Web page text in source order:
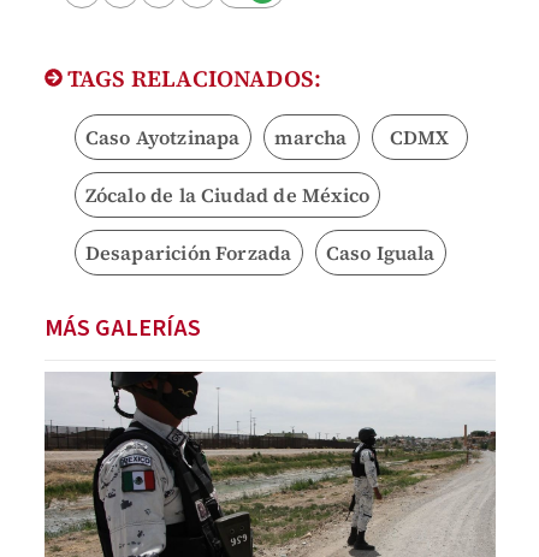
TAGS RELACIONADOS:
Caso Ayotzinapa marcha CDMX
Zócalo de la Ciudad de México
Desaparición Forzada Caso Iguala
MÁS GALERÍAS